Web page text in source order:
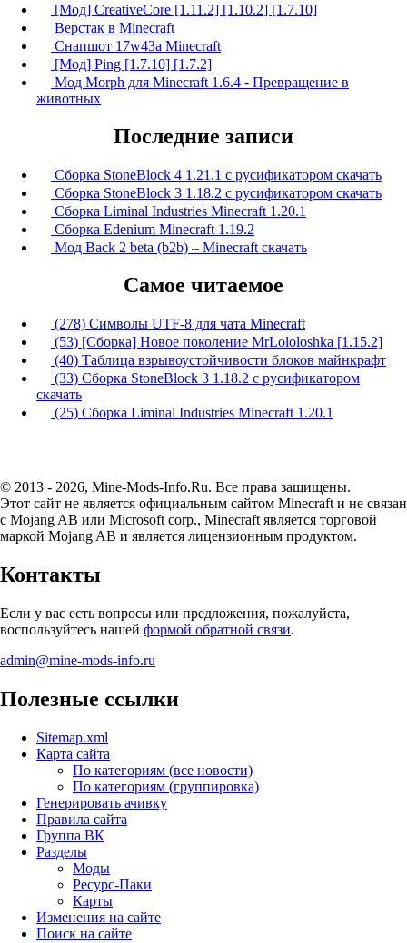
[Мод] CreativeCore [1.11.2] [1.10.2] [1.7.10]
Верстак в Minecraft
Снапшот 17w43a Minecraft
[Мод] Ping [1.7.10] [1.7.2]
Мод Morph для Minecraft 1.6.4 - Превращение в
животных
Последние записи
Сборка StoneBlock 4 1.21.1 с русификатором скачать
Сборка StoneBlock 3 1.18.2 с русификатором скачать
Сборка Liminal Industries Minecraft 1.20.1
Сборка Edenium Minecraft 1.19.2
Мод Back 2 beta (b2b) – Minecraft скачать
Самое читаемое
(278) Символы UTF-8 для чата Minecraft
(53) [Сборка] Новое поколение MrLololoshka [1.15.2]
(40) Таблица взрывоустойчивости блоков майнкрафт
(33) Сборка StoneBlock 3 1.18.2 с русификатором
скачать
(25) Сборка Liminal Industries Minecraft 1.20.1
© 2013 - 2026, Mine-Mods-Info.Ru. Все права защищены.
Этот сайт не является официальным сайтом Minecraft и не связан
с Mojang AB или Microsoft corp., Minecraft является торговой
маркой Mojang AB и является лицензионным продуктом.
Контакты
Если у вас есть вопросы или предложения, пожалуйста,
воспользуйтесь нашей формой обратной связи.
admin@mine-mods-info.ru
Полезные ссылки
Sitemap.xml
Карта сайта
По категориям (все новости)
По категориям (группировка)
Генерировать ачивку
Правила сайта
Группа ВК
Разделы
Моды
Ресурс-Паки
Карты
Изменения на сайте
Поиск на сайте